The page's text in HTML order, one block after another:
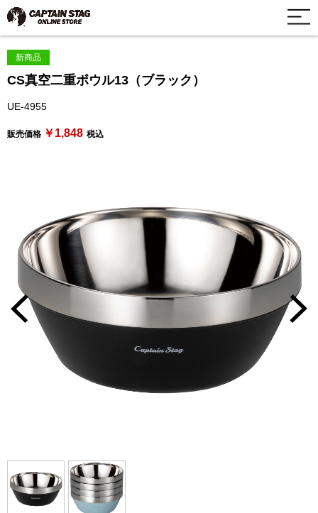
新商品
CS真空二重ボウル13（ブラック）
UE-4955
販売価格 ￥1,848 税込